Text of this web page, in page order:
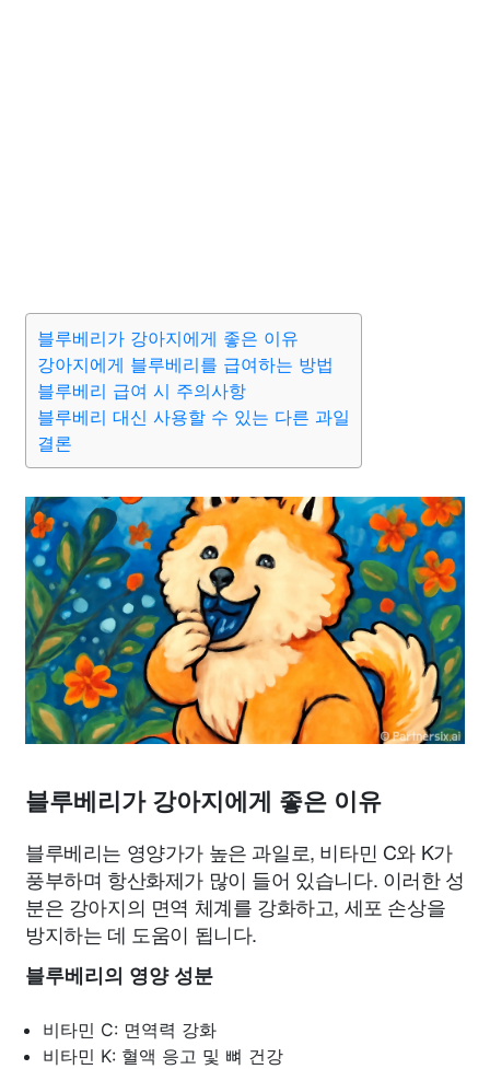
블루베리가 강아지에게 좋은 이유
강아지에게 블루베리를 급여하는 방법
블루베리 급여 시 주의사항
블루베리 대신 사용할 수 있는 다른 과일
결론
블루베리가 강아지에게 좋은 이유
블루베리는 영양가가 높은 과일로, 비타민 C와 K가
풍부하며 항산화제가 많이 들어 있습니다. 이러한 성
분은 강아지의 면역 체계를 강화하고, 세포 손상을
방지하는 데 도움이 됩니다.
블루베리의 영양 성분
비타민 C: 면역력 강화
비타민 K: 혈액 응고 및 뼈 건강